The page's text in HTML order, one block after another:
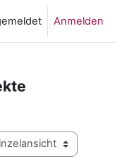
Anmelden
Tertiärnavigation